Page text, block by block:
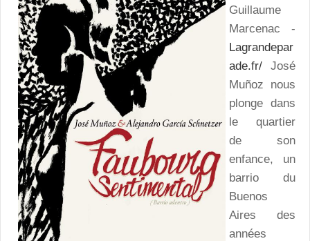
Guillaume
Marcenac -
Lagrandepar
ade.fr/ José
Muñoz nous
plonge dans
le quartier
de son
enfance, un
barrio du
Buenos
Aires des
années